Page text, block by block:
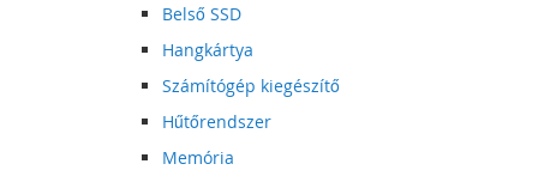
Belső SSD
Hangkártya
Számítógép kiegészítő
Hűtőrendszer
Memória